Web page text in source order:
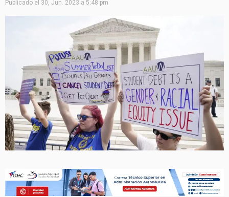
Publicado el 30, Jun. 2023 a 5:48 pm